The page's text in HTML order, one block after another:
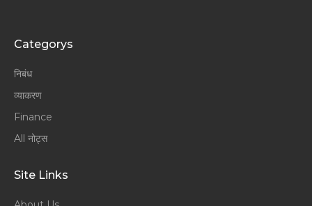
Categorys
निबंध
व्याकरण
Finance
All नोट्स
Site Links